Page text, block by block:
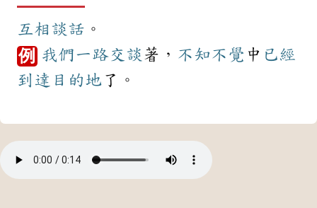
互相談話 。
例 我們一路交談 著， 不知不覺 中 已經
到達 目的地 了。